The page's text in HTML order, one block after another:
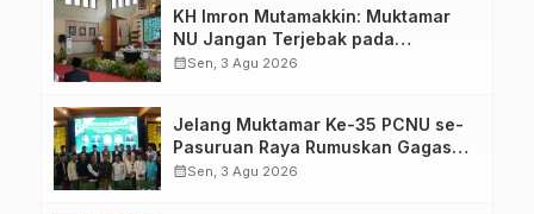
KH Imron Mutamakkin: Muktamar
NU Jangan Terjebak pada
Perebutan Kursi Ketua Umum
calendar_monthSen, 3 Agu 2026
Jelang Muktamar Ke-35 PCNU se-
Pasuruan Raya Rumuskan Gagasan
Transformasi Gerakan NU Menuju
calendar_monthSen, 3 Agu 2026